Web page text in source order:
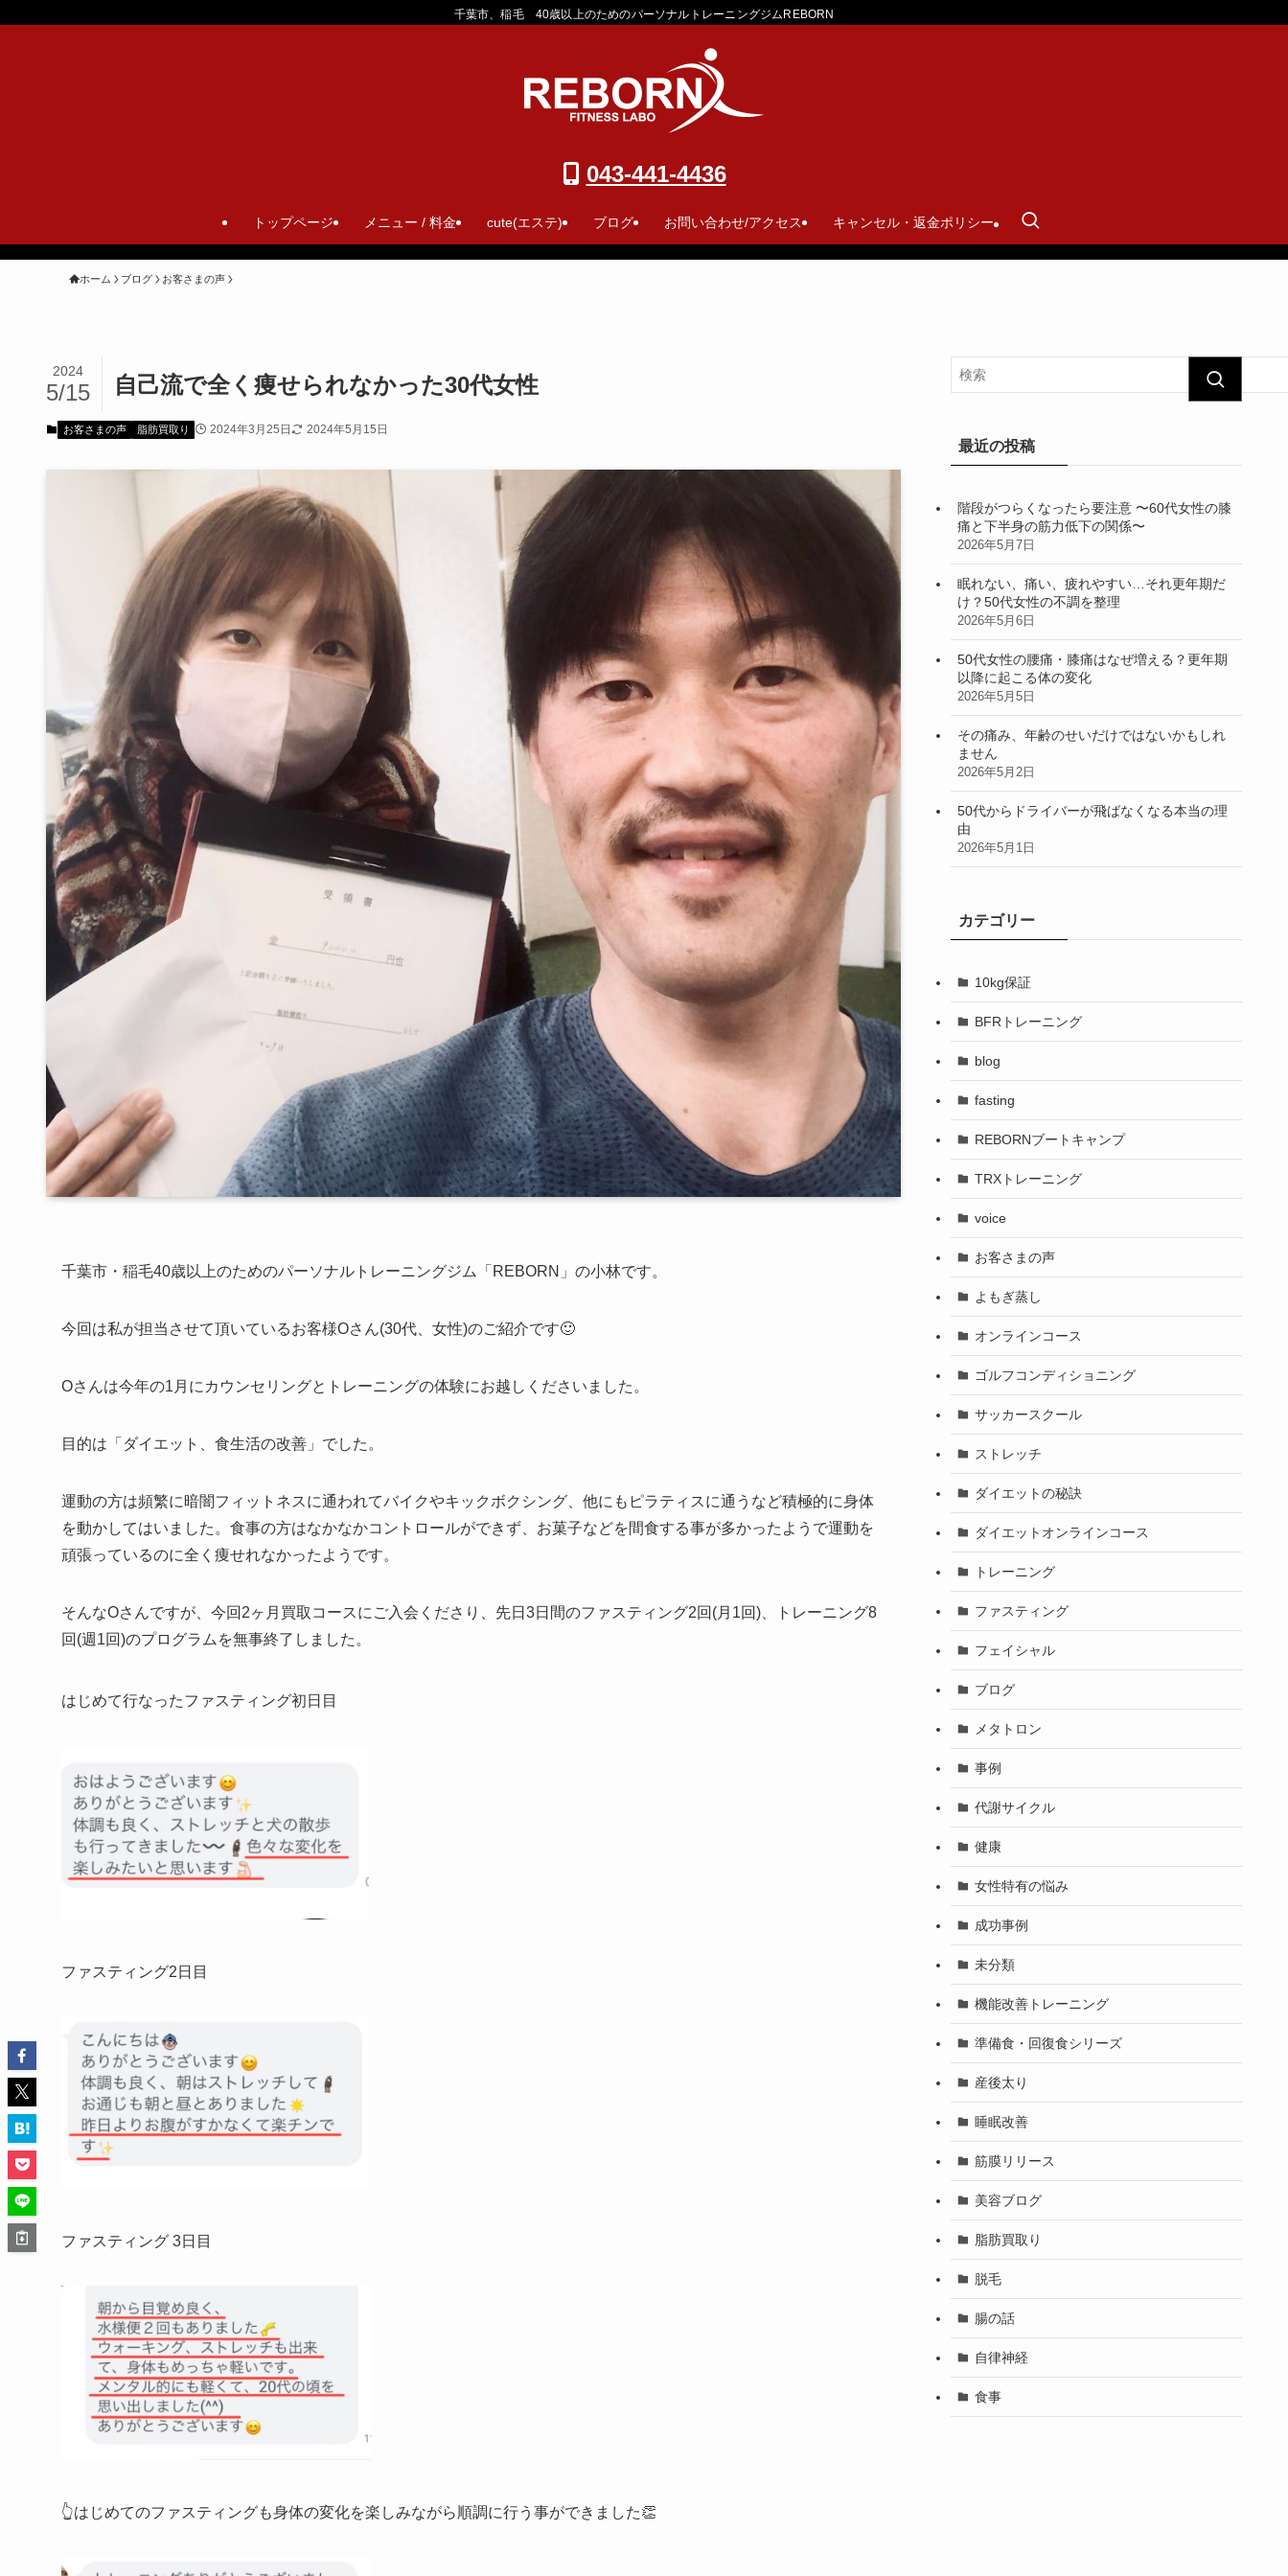
千葉市、稲毛 40歳以上のためのパーソナルトレーニングジムREBORN
トップページ メニュー / 料金 cute(エステ) ブログ お問い合わせ/アクセス キャンセル・返金ポリシー
043-441-4436
ホーム ブログ お客さまの声
自己流で全く痩せられなかった30代女性
2024
5/15
お客さまの声 脂肪買取り 2024年3月25日 2024年5月15日
千葉市・稲毛40歳以上のためのパーソナルトレーニングジム「REBORN」の小林です。
今回は私が担当させて頂いているお客様Oさん(30代、女性)のご紹介です🙂
Oさんは今年の1月にカウンセリングとトレーニングの体験にお越しくださいました。
目的は「ダイエット、食生活の改善」でした。
運動の方は頻繁に暗闇フィットネスに通われてバイクやキックボクシング、他にもピラティスに通うなど積極的に身体
を動かしてはいました。食事の方はなかなかコントロールができず、お菓子などを間食する事が多かったようで運動を
頑張っているのに全く痩せれなかったようです。
そんなOさんですが、今回2ヶ月買取コースにご入会くださり、先日3日間のファスティング2回(月1回)、トレーニング8
回(週1回)のプログラムを無事終了しました。
はじめて行なったファスティング初日目
ファスティング2日目
ファスティング 3日目
👆はじめてのファスティングも身体の変化を楽しみながら順調に行う事ができました👏
最近の投稿
階段がつらくなったら要注意 〜60代女性の膝
痛と下半身の筋力低下の関係〜
2026年5月7日
眠れない、痛い、疲れやすい…それ更年期だ
け？50代女性の不調を整理
2026年5月6日
50代女性の腰痛・膝痛はなぜ増える？更年期
以降に起こる体の変化
2026年5月5日
その痛み、年齢のせいだけではないかもしれ
ません
2026年5月2日
50代からドライバーが飛ばなくなる本当の理
由
2026年5月1日
カテゴリー
10kg保証
BFRトレーニング
blog
fasting
REBORNブートキャンプ
TRXトレーニング
voice
お客さまの声
よもぎ蒸し
オンラインコース
ゴルフコンディショニング
サッカースクール
ストレッチ
ダイエットの秘訣
ダイエットオンラインコース
トレーニング
ファスティング
フェイシャル
ブログ
メタトロン
事例
代謝サイクル
健康
女性特有の悩み
成功事例
未分類
機能改善トレーニング
準備食・回復食シリーズ
産後太り
睡眠改善
筋膜リリース
美容ブログ
脂肪買取り
脱毛
腸の話
自律神経
食事